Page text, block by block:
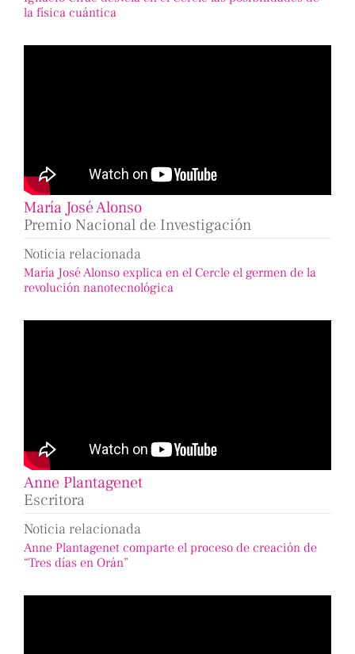
la física cuántica
María José Alonso
Premio Nacional de Investigación
Noticia relacionada
María José Alonso explica en el Cercle el germen de la
revolución nanotecnológica
Anne Plantagenet
Escritora
Noticia relacionada
Anne Plantagenet comparte el proceso de creación de
“Tres días en Orán”